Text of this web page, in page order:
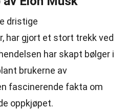
dristige
har gjort et stort trekk ved
har skapt bølger i
brukerne av
fascinerende fakta om
oppkjøpet.